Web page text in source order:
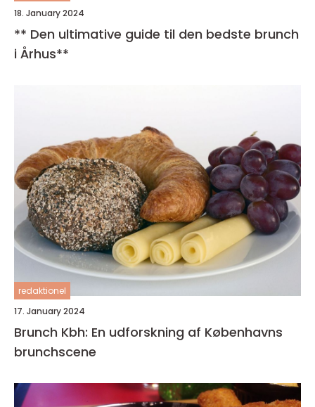
18. January 2024
** Den ultimative guide til den bedste brunch
i Århus**
redaktionel
17. January 2024
Brunch Kbh: En udforskning af Københavns
brunchscene